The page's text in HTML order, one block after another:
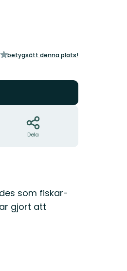
betygsätt denna plats!
Dela
som fiskar­
gjort att